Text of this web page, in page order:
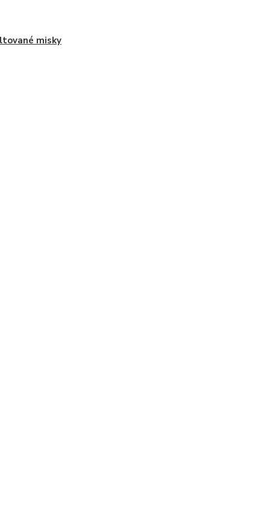
misky